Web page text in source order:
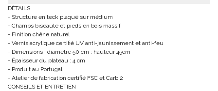
DÉTAILS
- Structure en teck plaqué sur médium
- Champs biseauté et pieds en bois massif
- Finition chêne naturel
- Vernis acrylique certifié UV anti-jaunissement et anti-feu
- Dimensions : diamètre 50 cm ; hauteur 45cm
- Épaisseur du plateau : 4 cm
- Produit au Portugal
- Atelier de fabrication certifié FSC et Carb 2
CONSEILS ET ENTRETIEN